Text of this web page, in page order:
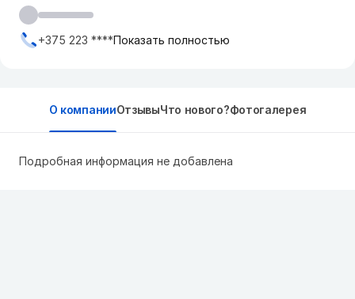
+375 223 ****Показать полностью
О компанииОтзывыЧто нового?Фотогалерея
Подробная информация не добавлена